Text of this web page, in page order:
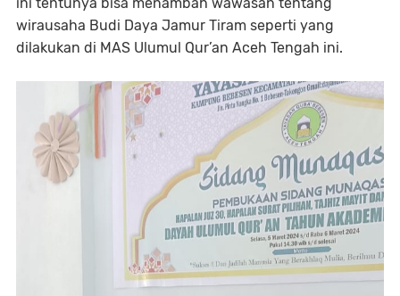
wirausaha Budi Daya Jamur Tiram seperti yang
dilakukan di MAS Ulumul Qur’an Aceh Tengah ini.